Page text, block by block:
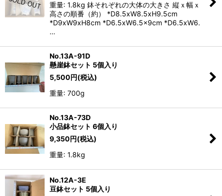
重量: 1.8kg 鉢それぞれの大体の大きさ 縦ｘ幅ｘ
高さの順番（約） *D8.5xW8.5xH9.5cm
*D9xW9xH8cm *D6.5xW6.5x9cm *D6.5xW6.
…
No.13A-91D
懸崖鉢セット 5個入り
5,500円(税込)
重量: 700g
No.13A-73D
小品鉢セット 6個入り
9,350円(税込)
重量: 1.8kg
No.12A-3E
豆鉢セット 5個入り